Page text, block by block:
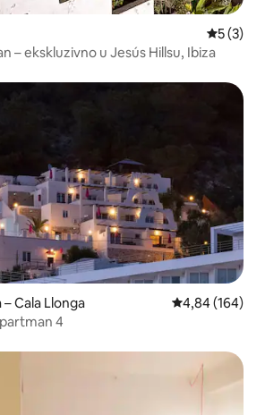
5 (3)
– ekskluzivno u Jesús Hillsu, Ibiza
Cala Llonga Prosječna
4,84 (164)
4